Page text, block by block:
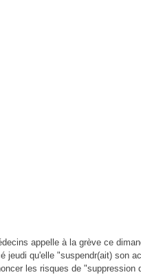
appelle à la grève ce
jeudi qu'elle "suspendr(ait) son
les risques de "suppression